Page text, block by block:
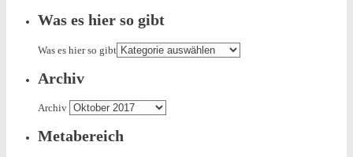
Was es hier so gibt
Was es hier so gibt
Archiv
Archiv
Metabereich